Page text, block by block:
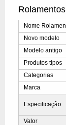
Nome
Novo modelo
Modelo antigo
Produtos tipos
Categorias
Marca
Especificação
Valor